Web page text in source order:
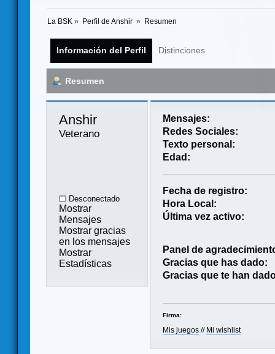
La BSK » Perfil de Anshir » Resumen
Información del Perfil Distinciones
Resumen
Anshir
Veterano
Desconectado
Mostrar
Mensajes
Mostrar gracias
en los mensajes
Mostrar
Estadísticas
Mensajes:
Redes Sociales:
Texto personal:
Edad:
Fecha de registro:
Hora Local:
Última vez activo:
Panel de
Gracias que has dado:
Gracias que te han
Firma:
Mis juegos // Mi wishlist